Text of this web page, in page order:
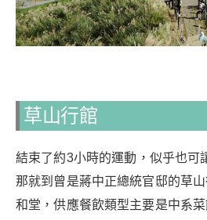
草山行館
結束了約3小時的運動，似乎也可
那就到曾是蔣中正總統官邸的草
和堂，供應餐飲類型主要是中系